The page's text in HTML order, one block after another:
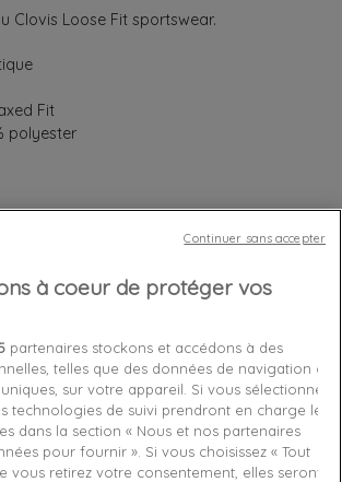
Clovis Loose Fit sportswear.
Fit
polyester
mardi 11/08/26et lemercredi 12/08/26
à coeur de protéger vos
partenaires stockons et accédons à des
telles que des données de navigation ou
sur votre appareil. Si vous sélectionnez
technologies de suivi prendront en charge les
dans la section « Nous et nos partenaires
pour fournir ». Si vous choisissez « Tout
vous retirez votre consentement, elles seront
Continuer sans accepter